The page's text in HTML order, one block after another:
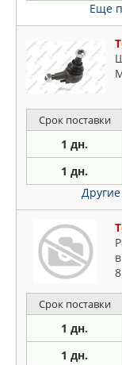
Еще
Срок поставки
1 дн.
1 дн.
Срок поставки
1 дн.
1 дн.